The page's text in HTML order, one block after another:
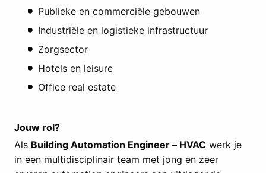
Publieke en commerciële gebouwen
Industriële en logistieke infrastructuur
Zorgsector
Hotels en leisure
Office real estate
Jouw rol?
Als Building Automation Engineer – HVAC werk je
in een multidisciplinair team met jong en zeer